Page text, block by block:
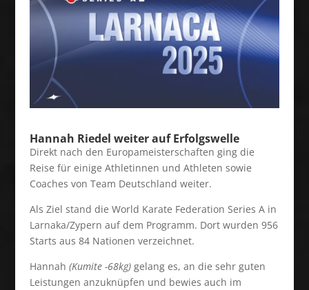
Hannah Riedel weiter auf Erfolgswelle
Direkt nach den Europameisterschaften ging die
Reise für einige Athletinnen und Athleten sowie
Coaches von Team Deutschland weiter.
Als Ziel stand die World Karate Federation Series A in
Larnaka/Zypern auf dem Programm. Dort wurden 956
Starts aus 84 Nationen verzeichnet.
Hannah (Kumite -68kg)gelang es, an die sehr guten
Leistungen anzuknüpfen und bewies auch im